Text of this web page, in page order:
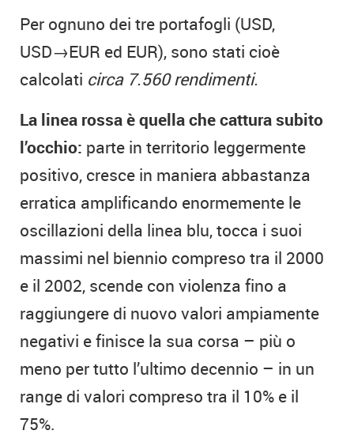
Per ognuno dei tre portafogli (USD,
USD→EUR ed EUR), sono stati cioè
calcolati circa 7.560 rendimenti.
La linea rossa è quella che cattura subito
l’occhio: parte in territorio leggermente
positivo, cresce in maniera abbastanza
erratica amplificando enormemente le
oscillazioni della linea blu, tocca i suoi
massimi nel biennio compreso tra il 2000
e il 2002, scende con violenza fino a
raggiungere di nuovo valori ampiamente
negativi e finisce la sua corsa – più o
meno per tutto l’ultimo decennio – in un
range di valori compreso tra il 10% e il
75%.